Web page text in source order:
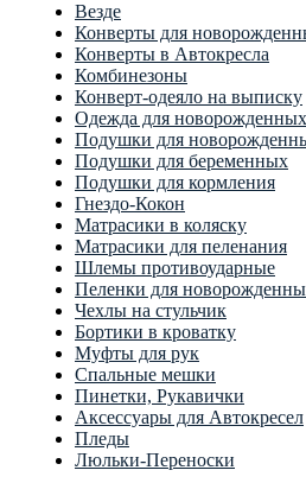
Везде
Конверты для
Конверты в Автокресла
Комбинезоны
Конверт-одеяло на выписку
Одежда для новорожденных
Подушки для
Подушки для беременных
Подушки для кормления
Гнездо-Кокон
Матрасики в коляску
Матрасики для пеленания
Шлемы противоударные
Пеленки для
Чехлы на стульчик
Бортики в кроватку
Муфты для рук
Спальные мешки
Пинетки, Рукавички
Аксессуары для Автокресел
Пледы
Люльки-Переноски